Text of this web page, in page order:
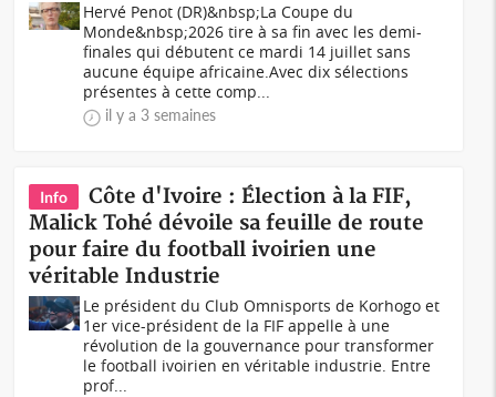
Hervé Penot (DR)&nbsp;La Coupe du
Monde&nbsp;2026 tire à sa fin avec les demi-
finales qui débutent ce mardi 14 juillet sans
aucune équipe africaine.Avec dix sélections
présentes à cette comp...
il y a 3 semaines
Info
Côte d'Ivoire : Élection à la FIF,
Malick Tohé dévoile sa feuille de route
pour faire du football ivoirien une
véritable Industrie
Le président du Club Omnisports de Korhogo et
1er vice-président de la FIF appelle à une
révolution de la gouvernance pour transformer
le football ivoirien en véritable industrie. Entre
prof...